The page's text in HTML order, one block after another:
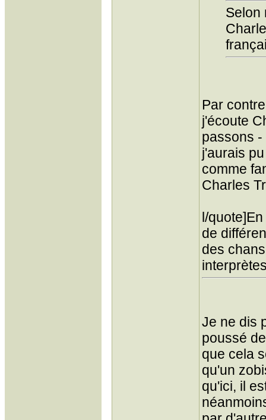
Selon
Par
j'écoute
passons -
j'aurais
comme
Charles
l/
de
des
Je ne dis
poussé
que cela
qu'un
qu'ici, il